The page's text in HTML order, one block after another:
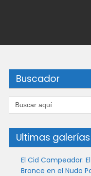
Buscador
Buscar:
Ultimas galerías
El Cid Campeador:
Bronce en el Nudo